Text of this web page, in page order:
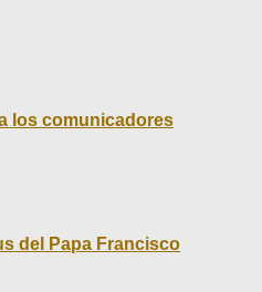
los comunicadores
del Papa Francisco